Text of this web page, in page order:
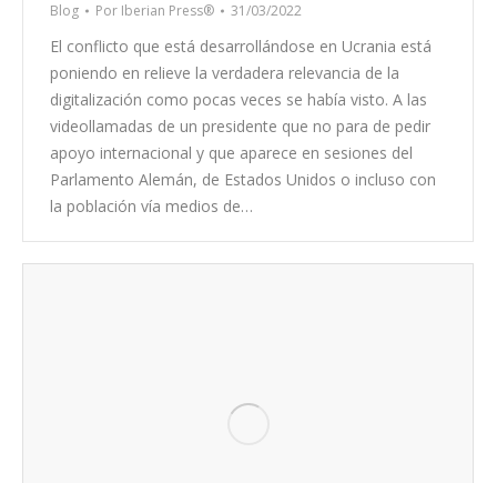
Blog Por Iberian Press® 31/03/2022
El conflicto que está desarrollándose en Ucrania está
poniendo en relieve la verdadera relevancia de la
digitalización como pocas veces se había visto. A las
videollamadas de un presidente que no para de pedir
apoyo internacional y que aparece en sesiones del
Parlamento Alemán, de Estados Unidos o incluso con
la población vía medios de…